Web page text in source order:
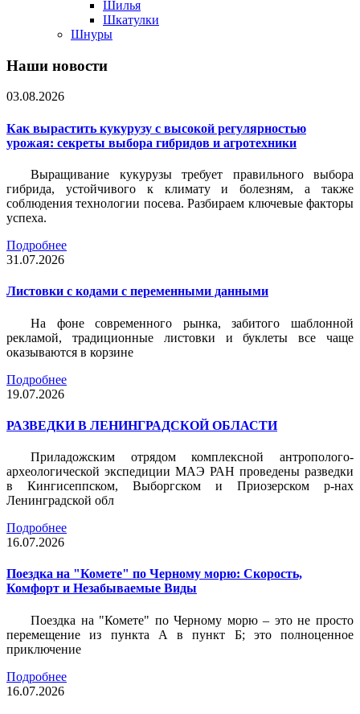
Шилья
Шкатулки
Шнуры
Наши новости
03.08.2026
Как вырастить кукурузу с высокой регулярностью
урожая: секреты выбора гибридов и агротехники
Выращивание кукурузы требует правильного выбора
гибрида, устойчивого к климату и болезням, а также
соблюдения технологии посева. Разбираем ключевые факторы
успеха.
Подробнее
31.07.2026
Листовки c кодами с переменными данными
На фоне современного рынка, забитого шаблонной
рекламой, традиционные листовки и буклеты все чаще
оказываются в корзине
Подробнее
19.07.2026
РАЗВЕДКИ В ЛЕНИНГРАДСКОЙ ОБЛАСТИ
Приладожским отрядом комплексной антрополого-
археологической экспедиции МАЭ РАН проведены разведки
в Кингисеппском, Выборгском и Приозерском р-нах
Ленинградской обл
Подробнее
16.07.2026
Поездка на "Комете" по Черному морю: Скорость,
Комфорт и Незабываемые Виды
Поездка на "Комете" по Черному морю – это не просто
перемещение из пункта А в пункт Б; это полноценное
приключение
Подробнее
16.07.2026